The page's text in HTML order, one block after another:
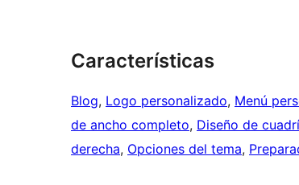
Características
Blog, Logo personalizado, Menú
de ancho completo, Diseño de
derecha, Opciones del tema,